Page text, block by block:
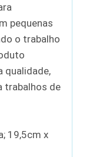
pequenas
o trabalho
qualidade,
trabalhos de
19,5cm x